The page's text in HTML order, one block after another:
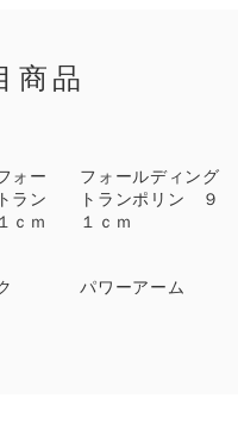
商品
ォー
ラン
ｃｍ
フォールディング
トランポリン ９
１ｃｍ
パワーアーム